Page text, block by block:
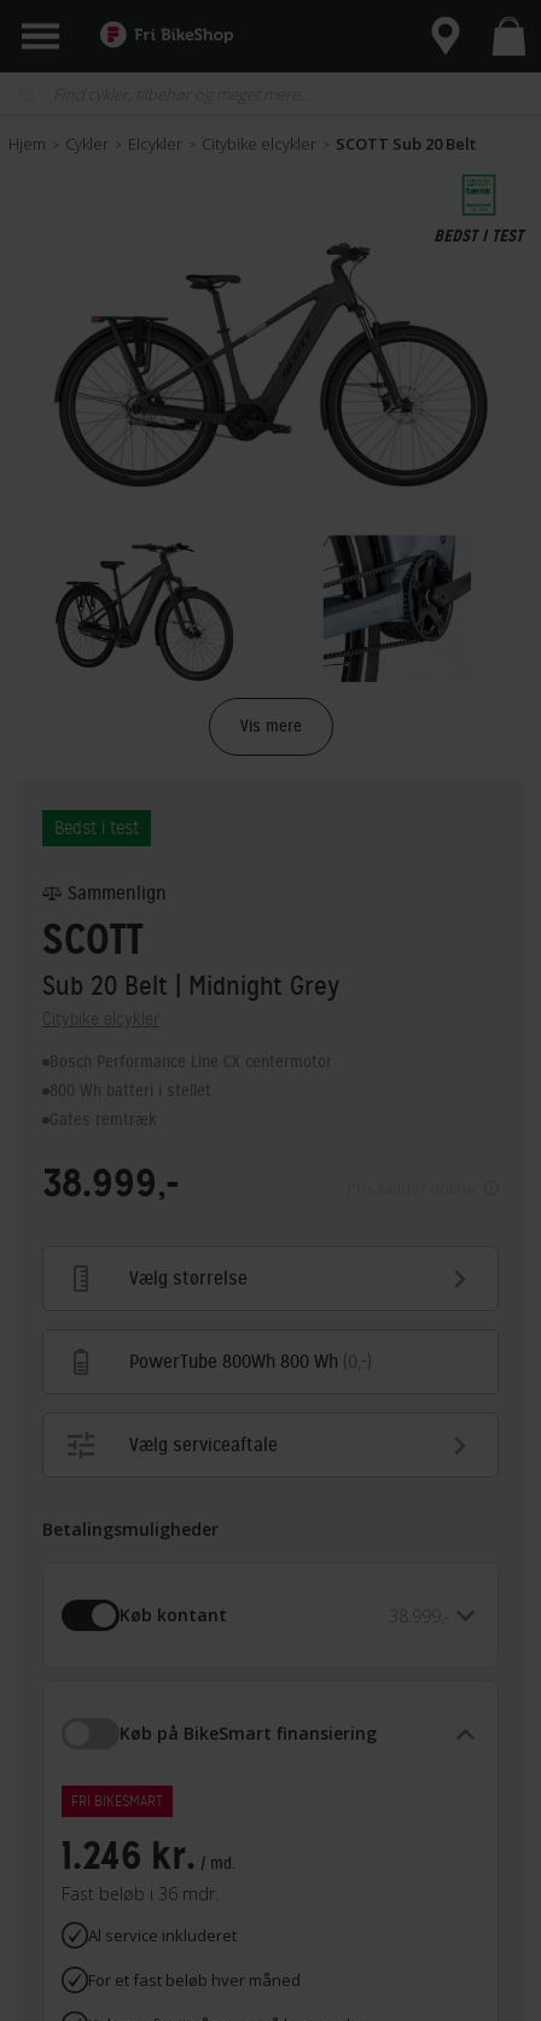
Hjem > Cykler > Elcykler > Citybike elcykler > SCOTT Sub 20 Belt
BEDST I TEST
Vis mere
Bedst i test
SCOTT
Sub 20 Belt | Midnight Grey
Citybike elcykler
Bosch Performance Line CX centermotor
800 Wh batteri i stellet
Gates remtræk
Sammenlign
38.999,-
Vælg størrelse
PowerTube 800Wh 800 Wh (0,-)
Vælg serviceaftale
Betalingsmuligheder
Køb kontant 38.999,-
Køb på BikeSmart finansiering
FRI BIKESMART
1.246 kr. / md.
Fast beløb i 36 mdr.
Al service inkluderet
For et fast beløb hver måned